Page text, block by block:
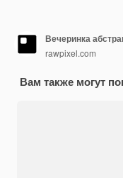
rawpixel.com
Вам также могут